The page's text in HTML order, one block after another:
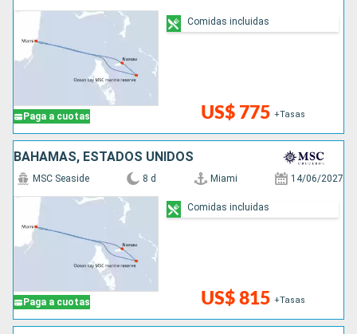
Paga a cuotas US$ 775 +Tasas
Comidas incluidas
BAHAMAS, ESTADOS UNIDOS
Paga a cuotas
MSC Seaside 8 d Miami 14/06/2027
US$ 815 +Tasas
Comidas incluidas